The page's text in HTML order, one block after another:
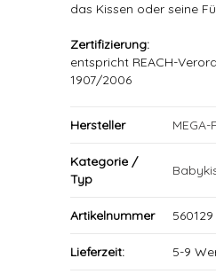
das Kissen oder seine
Zertifizierung:
entspricht REACH-
1907/2006
Hersteller MEGA-
Kategorie /
Typ
Artikelnummer 560129
Lieferzeit: 5-9